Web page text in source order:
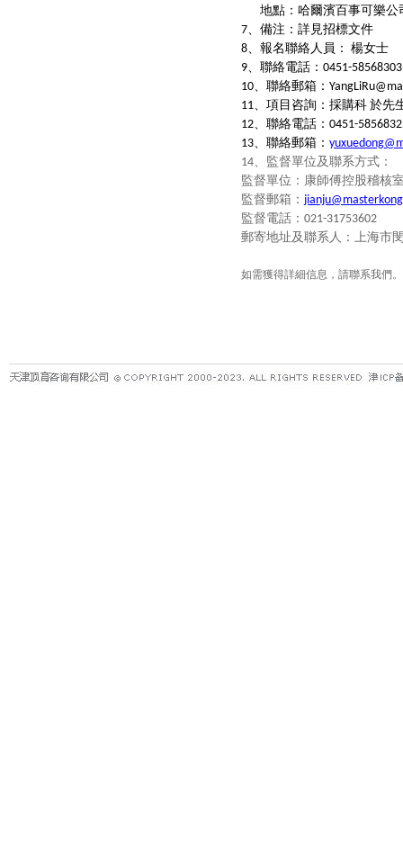
地點：哈爾濱百事可樂公
7、備注：詳見招標文件
8、報名聯絡人員： 楊女士
9、聯絡電話： 0451-58568303
10、聯絡郵箱：
11、項目咨詢：採購科 於先
12、聯絡電話： 0451-
13、聯絡郵箱：
14、 監督單位及聯系方式：
監督單位：康師傅控股稽核
監督郵箱：
監督電話： 021-31753602
郵寄地址及聯系人：上海市
如需獲得詳細信息，請聯系我們。